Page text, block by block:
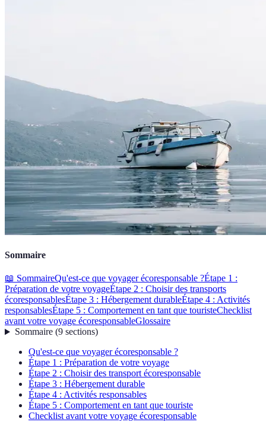
Sommaire
📖 SommaireQu'est-ce que voyager écoresponsable ?Étape 1 :
Préparation de votre voyageÉtape 2 : Choisir des transports
écoresponsablesÉtape 3 : Hébergement durableÉtape 4 : Activités
responsablesÉtape 5 : Comportement en tant que touristeChecklist
avant votre voyage écoresponsableGlossaire
Sommaire(9 sections)
Qu'est-ce que voyager écoresponsable ?
Étape 1 : Préparation de votre voyage
Étape 2 : Choisir des transport écoresponsable
Étape 3 : Hébergement durable
Étape 4 : Activités responsables
Étape 5 : Comportement en tant que touriste
Checklist avant votre voyage écoresponsable